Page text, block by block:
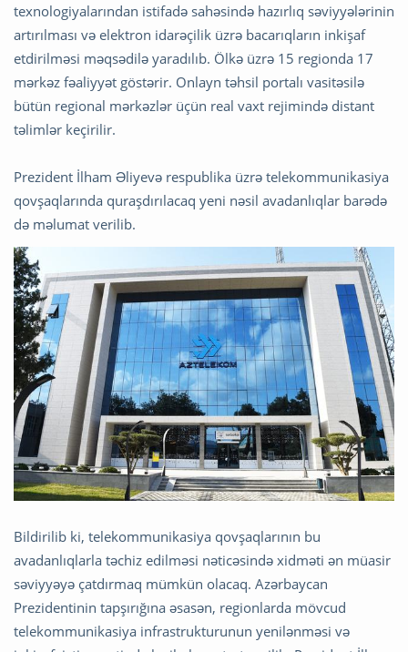
texnologiyalarından istifadə sahəsində hazırlıq səviyyələrinin
artırılması və elektron idarəçilik üzrə bacarıqların inkişaf
etdirilməsi məqsədilə yaradılıb. Ölkə üzrə 15 regionda 17
mərkəz fəaliyyət göstərir. Onlayn təhsil portalı vasitəsilə
bütün regional mərkəzlər üçün real vaxt rejimində distant
təlimlər keçirilir.
Prezident İlham Əliyevə respublika üzrə telekommunikasiya
qovşaqlarında quraşdırılacaq yeni nəsil avadanlıqlar barədə
də məlumat verilib.
Bildirilib ki, telekommunikasiya qovşaqlarının bu
avadanlıqlarla təchiz edilməsi nəticəsində xidməti ən müasir
səviyyəyə çatdırmaq mümkün olacaq. Azərbaycan
Prezidentinin tapşırığına əsasən, regionlarda mövcud
telekommunikasiya infrastrukturunun yenilənməsi və